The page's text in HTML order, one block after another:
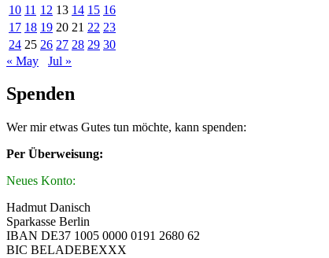
10 11 12 13 14 15 16
17 18 19 20 21 22 23
24 25 26 27 28 29 30
« May
Jul »
Spenden
Wer mir etwas Gutes tun möchte, kann spenden:
Per Überweisung:
Neues Konto:
Hadmut Danisch
Sparkasse Berlin
IBAN DE37 1005 0000 0191 2680 62
BIC BELADEBEXXX